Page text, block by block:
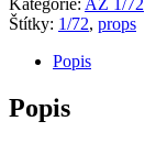
Štítky: 1/72, props
Popis
Popis